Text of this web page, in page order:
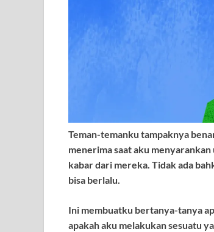
Teman-temanku tampaknya
menerima saat aku menyarankan
kabar dari mereka. Tidak ada
bisa berlalu.
Ini membuatku bertanya-tanya
apakah aku melakukan sesuatu